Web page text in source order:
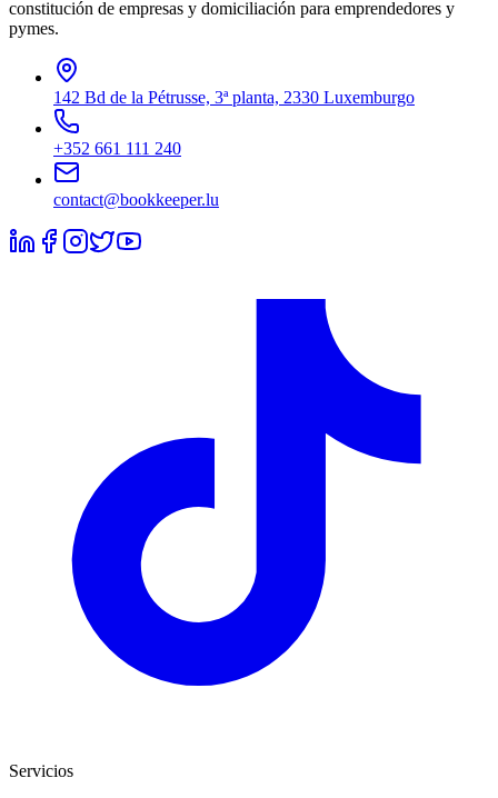
constitución de empresas y domiciliación para emprendedores y
pymes.
142 Bd de la Pétrusse, 3ª planta, 2330 Luxemburgo
+352 661 111 240
contact@bookkeeper.lu
Servicios